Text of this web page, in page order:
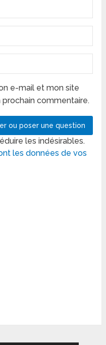
e-mail et mon site
commentaire.
les indésirables.
les données de vos